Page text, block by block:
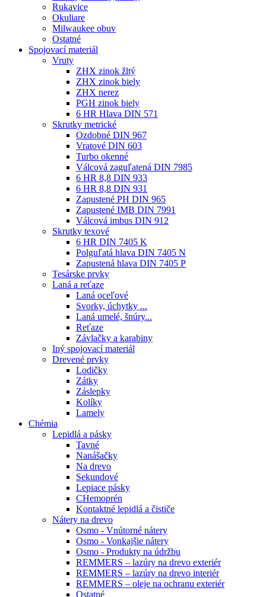
Rukavice
Okuliare
Milwaukee obuv
Ostatné
Spojovacímateriál
Vruty
ZHX zinok žltý
ZHX zinok biely
ZHX nerez
PGH zinok biely
6 HR Hlava DIN 571
Skrutky metrické
Ozdobné DIN 967
Vratové DIN 603
Turbo okenné
Válcová zaguľatená DIN 7985
6 HR 8,8 DIN 933
6 HR 8,8 DIN 931
Zapustené PH DIN 965
Zapustené IMB DIN 7991
Válcová imbus DIN 912
Skrutky texové
6 HR DIN 7405 K
Polguľatá hlava DIN 7405 N
Zapustená hlava DIN 7405 P
Tesárske prvky
Laná a reťaze
Laná oceľové
Svorky, úchytky ...
Laná umelé, šnúry...
Reťaze
Závlačky a karabiny
Iný spojovací materiál
Drevené prvky
Lodičky
Zátky
Záslepky
Kolíky
Lamely
Chémia
Lepidlá a pásky
Tavné
Nanášačky
Na drevo
Sekundové
Lepiace pásky
CHemoprén
Kontaktné lepidlá a čističe
Nátery na drevo
Osmo - Vnútorné nátery
Osmo - Vonkajšie nátery
Osmo - Produkty na údržbu
REMMERS – lazúry na drevo exteriér
REMMERS – lazúry na drevo interiér
REMMERS – oleje na ochranu exteriér
Ostatné